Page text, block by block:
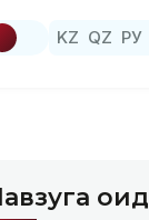
KZ QZ РУ
оид